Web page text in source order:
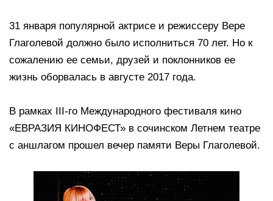
31 января популярной актрисе и режиссеру Вере
Глаголевой должно было исполниться 70 лет. Но к
сожалению ее семьи, друзей и поклонников ее
жизнь оборвалась в августе 2017 года.
В рамках III-го Международного фестиваля кино
«ЕВРАЗИЯ КИНОФЕСТ» в сочинском Летнем театре
с аншлагом прошел вечер памяти Веры Глаголевой.